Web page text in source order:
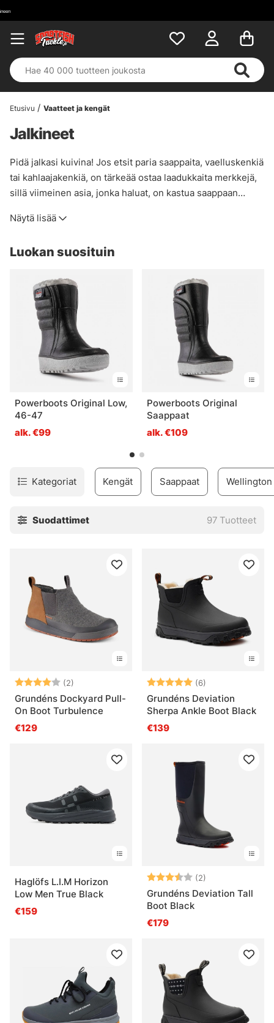
Etusivu Vaatteet ja kengät
Jalkineet
Pidä jalkasi kuivina! Jos etsit paria saappaita, vaelluskenkiä
tai kahlaajakenkiä, on tärkeää ostaa laadukkaita merkkejä,
sillä viimeinen asia, jonka haluat, on kastua saappaan
tuotemerkkien kanssa, kuten Eiger, Grundéns, Powerboot,
varma, mitä hankkia, ota yhteyttä tai tule myymälään, niin
Näytä lisää
Luokan suosituin
Powerboots Original Low,
46-47
alk. €99
Powerboots Original
Saappaat
alk. €109
Kategoriat Kengät Saappaat Wellington
Suodattimet 97 Tuotteet
Arvio: (2)
4.0 5:sta tähdestä
Grundéns Dockyard Pull-
On Boot Turbulence
€129
Arvio: (6)
Grundéns Deviation
Sherpa Ankle Boot Black
€139
Haglöfs L.I.M Horizon
Low Men True Black
€159
Arvio: (2)
Grundéns Deviation Tall
Boot Black
€179